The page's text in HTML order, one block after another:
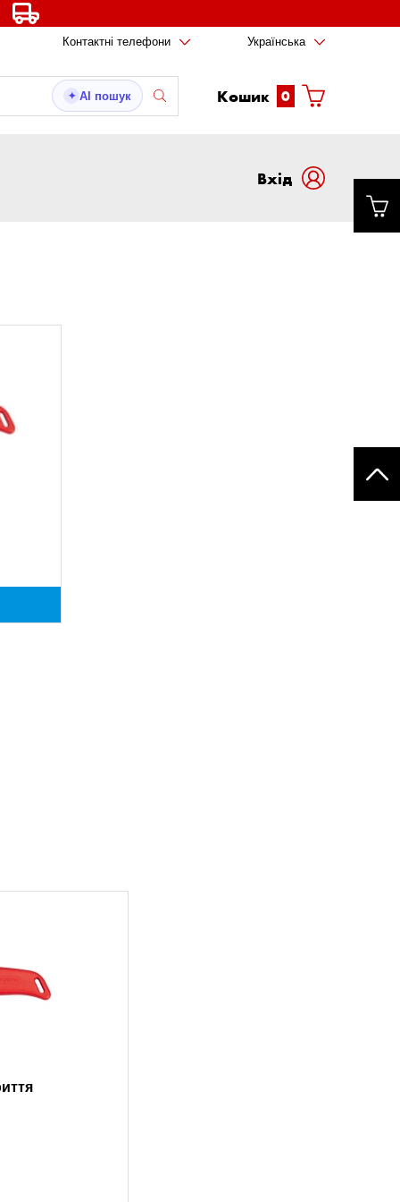
Контактні телефони Українська
✦ AI пошук Кошик 0
Вxід